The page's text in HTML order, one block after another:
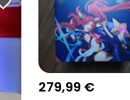
279,99 €